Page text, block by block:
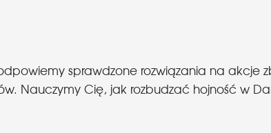
sprawdzone rozwiązania na akcje
Nauczymy Cię, jak rozbudzać hojność w